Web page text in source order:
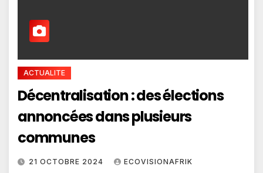
ACTUALITE
Décentralisation : des élections
annoncées dans plusieurs
communes
21 OCTOBRE 2024 ECOVISIONAFRIK